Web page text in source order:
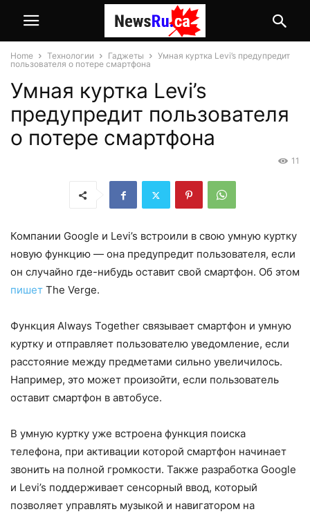
Home Технологии Гаджеты
Умная куртка Levi’s предупредит
пользователя о потере смартфона
Умная куртка Levi’s
предупредит пользователя
о потере смартфона
11
Компании Google и Levi’s встроили в свою умную куртку
новую функцию — она предупредит пользователя, если
он случайно где-нибудь оставит свой смартфон. Об этом
пишет The Verge.
Функция Always Together связывает смартфон и умную
куртку и отправляет пользователю уведомление, если
расстояние между предметами сильно увеличилось.
Например, это может произойти, если пользователь
оставит смартфон в автобусе.
В умную куртку уже встроена функция поиска
телефона, при активации которой смартфон начинает
звонить на полной громкости. Также разработка Google
и Levi’s поддерживает сенсорный ввод, который
позволяет управлять музыкой и навигатором на